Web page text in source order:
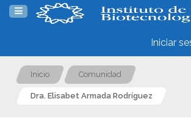
Iniciar
Inicio Comunidad
Dra. Elisabet Armada Rodríguez